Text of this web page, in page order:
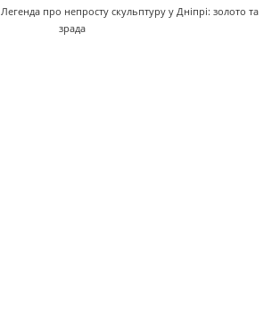
Легенда про непросту скульптуру у Дніпрі: золото та
зрада